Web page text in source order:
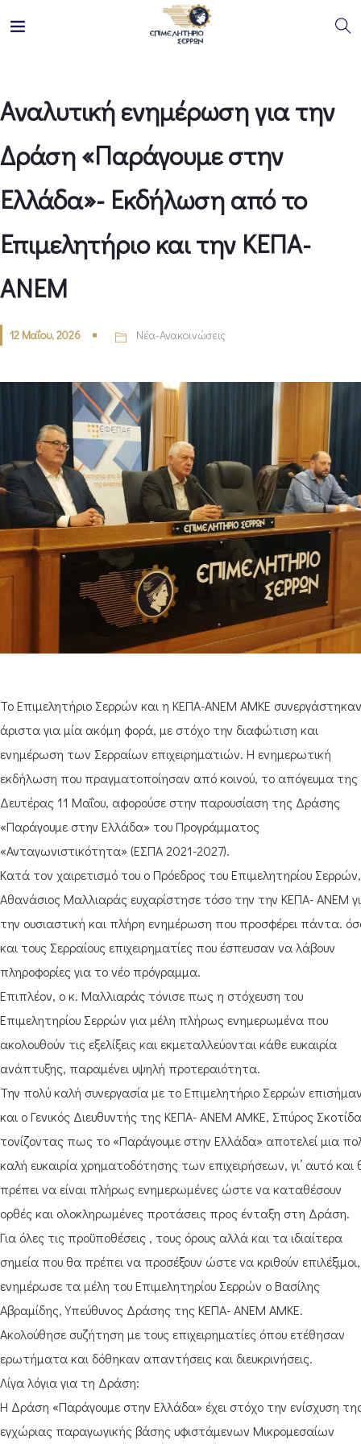
Αναλυτική ενημέρωση για την
Δράση «Παράγουμε στην
Ελλάδα»- Εκδήλωση από το
Επιμελητήριο και την ΚΕΠΑ-
ΑΝΕΜ
12 Μαΐου, 2026 Νέα-Ανακοινώσεις
Το Επιμελητήριο Σερρών και η ΚΕΠΑ-ΑΝΕΜ ΑΜΚΕ συνεργάστηκαν
άριστα για μία ακόμη φορά, με στόχο την διαφώτιση και
ενημέρωση των Σερραίων επιχειρηματιών. Η ενημερωτική
εκδήλωση που πραγματοποίησαν από κοινού, το απόγευμα της
Δευτέρας 11 Μαΐου, αφορούσε στην παρουσίαση της Δράσης
«Παράγουμε στην Ελλάδα» του Προγράμματος
«Ανταγωνιστικότητα» (ΕΣΠΑ 2021-2027).
Κατά τον χαιρετισμό του ο Πρόεδρος του Επιμελητηρίου Σερρών,
Αθανάσιος Μαλλιαράς ευχαρίστησε τόσο την την ΚΕΠΑ- ΑΝΕΜ
την ουσιαστική και πλήρη ενημέρωση που προσφέρει πάντα.
και τους Σερραίους επιχειρηματίες που έσπευσαν να λάβουν
πληροφορίες για το νέο πρόγραμμα.
Επιπλέον, ο κ. Μαλλιαράς τόνισε πως η στόχευση του
Επιμελητηρίου Σερρών για μέλη πλήρως ενημερωμένα που
ακολουθούν τις εξελίξεις και εκμεταλλεύονται κάθε ευκαιρία
ανάπτυξης, παραμένει υψηλή προτεραιότητα.
Την πολύ καλή συνεργασία με το Επιμελητήριο Σερρών
και ο Γενικός Διευθυντής της ΚΕΠΑ- ΑΝΕΜ ΑΜΚΕ, Σπύρος
τονίζοντας πως το «Παράγουμε στην Ελλάδα» αποτελεί μια
καλή ευκαιρία χρηματοδότησης των επιχειρήσεων, γι’ αυτό και
πρέπει να είναι πλήρως ενημερωμένες ώστε να καταθέσουν
ορθές και ολοκληρωμένες προτάσεις προς ένταξη στη Δράση.
Για όλες τις προϋποθέσεις , τους όρους αλλά και τα ιδιαίτερα
σημεία που θα πρέπει να προσέξουν ώστε να κριθούν επιλέξιμοι,
ενημέρωσε τα μέλη του Επιμελητηρίου Σερρών ο Βασίλης
Αβραμίδης, Υπεύθυνος Δράσης της ΚΕΠΑ- ΑΝΕΜ ΑΜΚΕ.
Ακολούθησε συζήτηση με τους επιχειρηματίες όπου ετέθησαν
ερωτήματα και δόθηκαν απαντήσεις και διευκρινήσεις.
Λίγα λόγια για τη Δράση:
Η Δράση «Παράγουμε στην Ελλάδα» έχει στόχο την ενίσχυση
εγχώριας παραγωγικής βάσης υφιστάμενων Μικρομεσαίων